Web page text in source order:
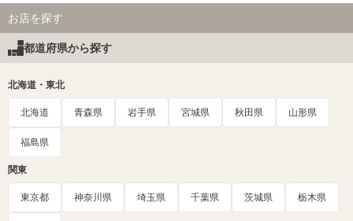
お店を探す
都道府県から探す
北海道・東北
北海道 青森県 岩手県 宮城県 秋田県 山形県
福島県
関東
東京都 神奈川県 埼玉県 千葉県 茨城県 栃木県